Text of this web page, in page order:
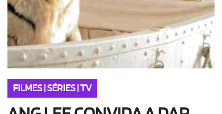
FILMES | SÉRIES | TV